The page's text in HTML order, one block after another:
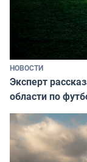
НОВОСТИ
Эксперт
области по